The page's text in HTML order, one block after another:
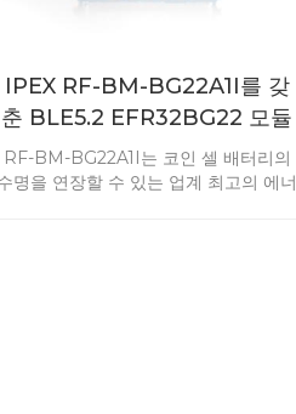
IPEX RF-BM-BG22A1I를 갖
춘 BLE5.2 EFR32BG22 모듈
RF-BM-BG22A1I는 코인 셀 배터리의
명을 연장할 수 있는 업계 최고의 에너